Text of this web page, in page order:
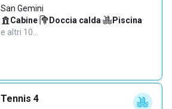
San Gemini
Cabine· Doccia calda· Piscina·
e altri 10…
Tennis 4